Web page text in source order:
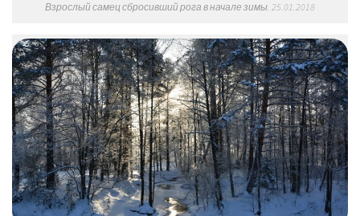
Взрослый самец сбросивший рога в начале зимы. 25.01.2018